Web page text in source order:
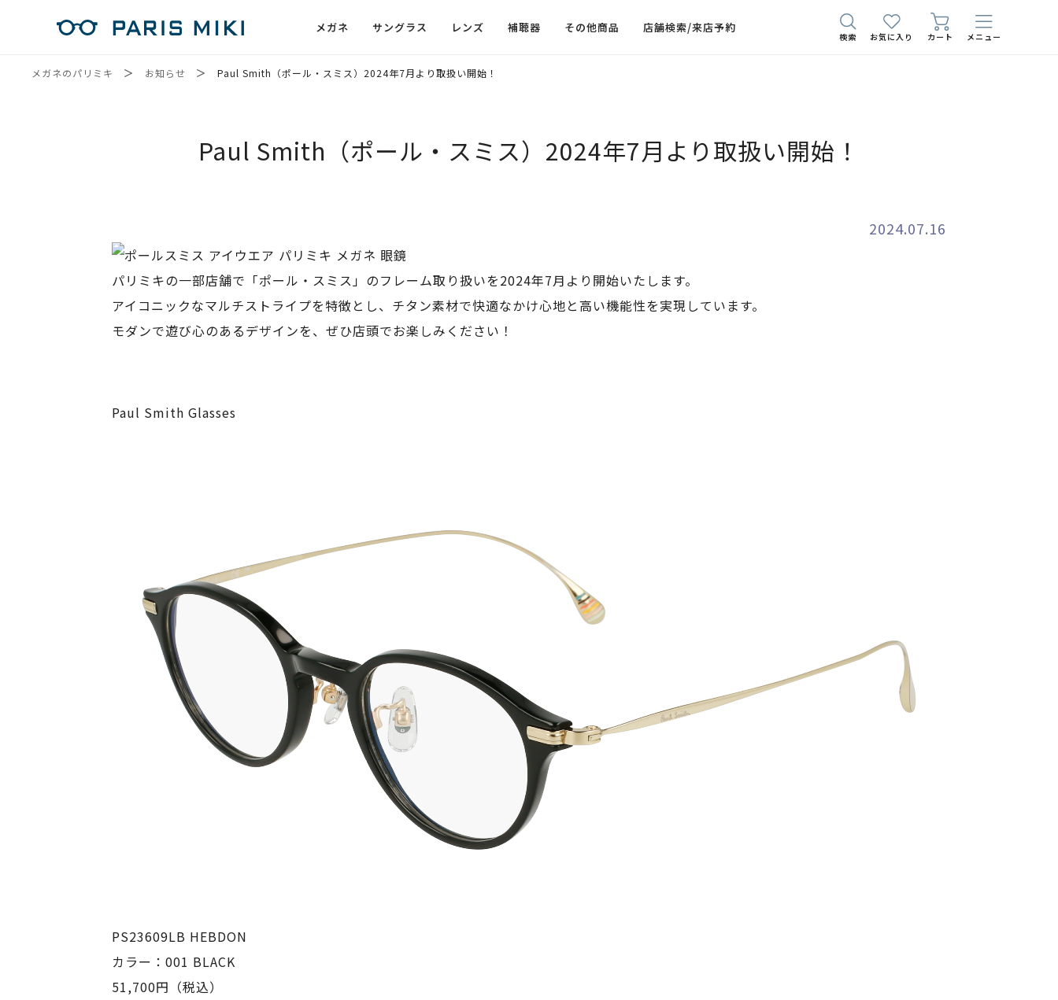
メガネ サングラス レンズ 補聴器 その他商品 店舗検索/来店予約
検索 お気に入り カート メニュー
メガネのパリミキ お知らせ Paul Smith（ポール・スミス）2024年7月より取扱い開始！
Paul Smith（ポール・スミス）2024年7月より取扱い開始！
2024.07.16
パリミキの一部店舗で「ポール・スミス」のフレーム取り扱いを2024年7月より開始いたします。
アイコニックなマルチストライプを特徴とし、チタン素材で快適なかけ心地と高い機能性を実現しています。
モダンで遊び心のあるデザインを、ぜひ店頭でお楽しみください！
Paul Smith Glasses
PS23609LB HEBDON
カラー：001 BLACK
51,700円（税込）